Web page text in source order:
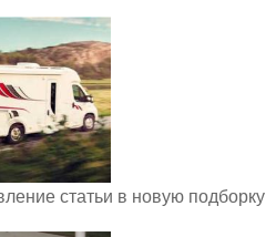
статьи в новую подборку